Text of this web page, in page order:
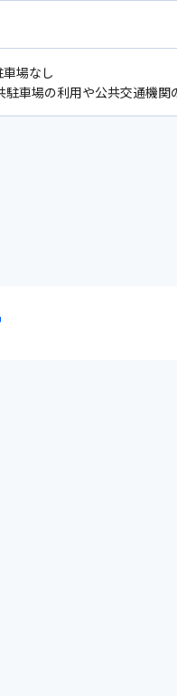
場なし
車場の利用や公共交通機関